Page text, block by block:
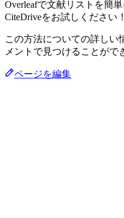
Overleafで文献リストを簡
CiteDriveをお試しください！
この方法についての詳しい
メントで見つけることがで
ページを編集